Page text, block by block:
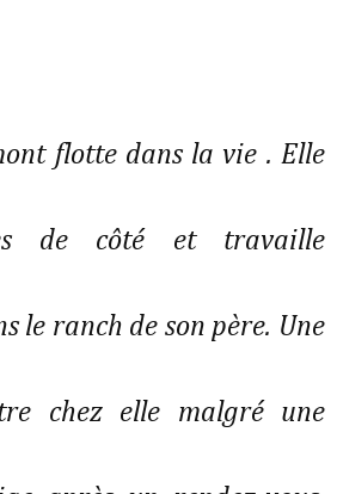
flotte dans la vie . Elle
de côté et travaille
le ranch de son père. Une
chez elle malgré une